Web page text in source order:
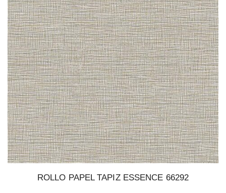
ROLLO PAPEL TAPIZ ESSENCE 66292